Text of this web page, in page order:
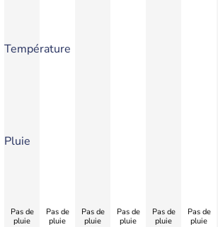
Température
Pluie
Pas de
pluie
Pas de
pluie
Pas de
pluie
Pas de
pluie
Pas de
pluie
Pas de
pluie